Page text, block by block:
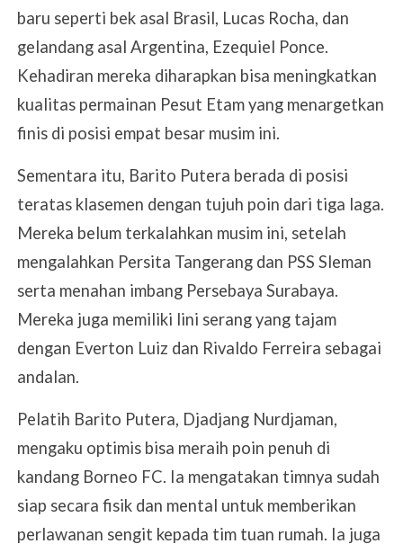
baru seperti bek asal Brasil, Lucas Rocha, dan
gelandang asal Argentina, Ezequiel Ponce.
Kehadiran mereka diharapkan bisa meningkatkan
kualitas permainan Pesut Etam yang menargetkan
finis di posisi empat besar musim ini.
Sementara itu, Barito Putera berada di posisi
teratas klasemen dengan tujuh poin dari tiga laga.
Mereka belum terkalahkan musim ini, setelah
mengalahkan Persita Tangerang dan PSS Sleman
serta menahan imbang Persebaya Surabaya.
Mereka juga memiliki lini serang yang tajam
dengan Everton Luiz dan Rivaldo Ferreira sebagai
andalan.
Pelatih Barito Putera, Djadjang Nurdjaman,
mengaku optimis bisa meraih poin penuh di
kandang Borneo FC. Ia mengatakan timnya sudah
siap secara fisik dan mental untuk memberikan
perlawanan sengit kepada tim tuan rumah. Ia juga